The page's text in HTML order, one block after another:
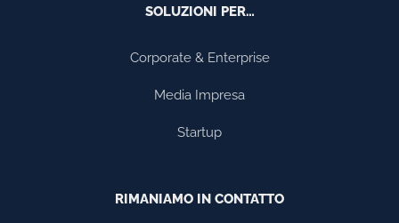
SOLUZIONI PER…
Corporate & Enterprise
Media Impresa
Startup
RIMANIAMO IN CONTATTO